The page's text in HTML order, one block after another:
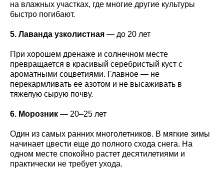
на влажных участках, где многие другие культуры
быстро погибают.
5. Лаванда узколистная — до 20 лет
При хорошем дренаже и солнечном месте
превращается в красивый серебристый куст с
ароматными соцветиями. Главное — не
перекармливать ее азотом и не высаживать в
тяжелую сырую почву.
6. Морозник — 20–25 лет
Один из самых ранних многолетников. В мягкие зимы
начинает цвести еще до полного схода снега. На
одном месте спокойно растет десятилетиями и
практически не требует ухода.